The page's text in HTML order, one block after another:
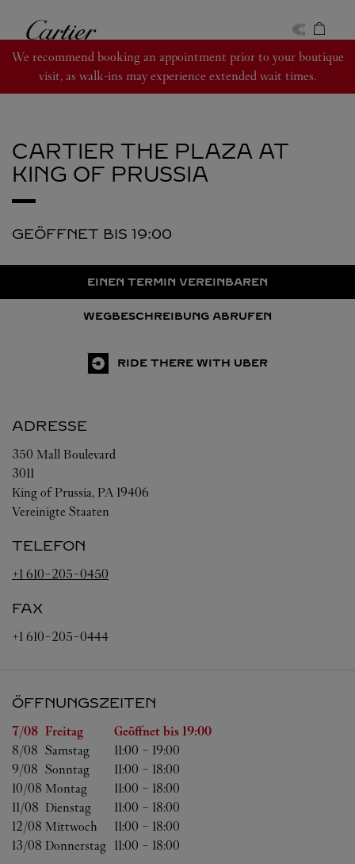
Cartier
We recommend booking an appointment prior to your boutique
visit, as walk-ins may experience extended wait times.
CARTIER THE PLAZA AT
KING OF PRUSSIA
GEÖFFNET BIS 19:00
EINEN TERMIN VEREINBAREN
WEGBESCHREIBUNG ABRUFEN
RIDE THERE WITH UBER
ADRESSE
350 Mall Boulevard
3011
King of Prussia, PA 19406
Vereinigte Staaten
TELEFON
+1 610-205-0450
FAX
+1 610-205-0444
ÖFFNUNGSZEITEN
WochentagÖffnungszeiten
7/08 Freitag Geöffnet bis 19:00
8/08 Samstag 11:00 - 19:00
9/08 Sonntag 11:00 - 18:00
10/08 Montag 11:00 - 18:00
11/08 Dienstag 11:00 - 18:00
12/08 Mittwoch 11:00 - 18:00
13/08 Donnerstag 11:00 - 18:00